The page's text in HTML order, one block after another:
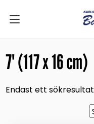
7' (117 x 16 cm)
Endast ett sökresultat